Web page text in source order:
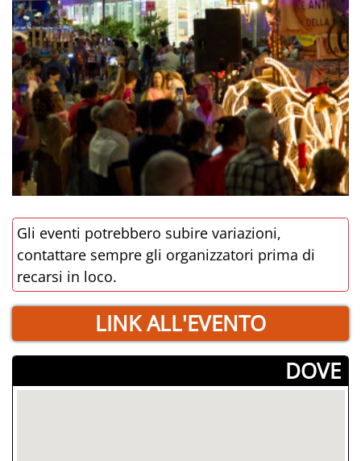
Gli eventi potrebbero subire variazioni,
contattare sempre gli organizzatori prima di
recarsi in loco.
LINK ALL'EVENTO
­DOVE